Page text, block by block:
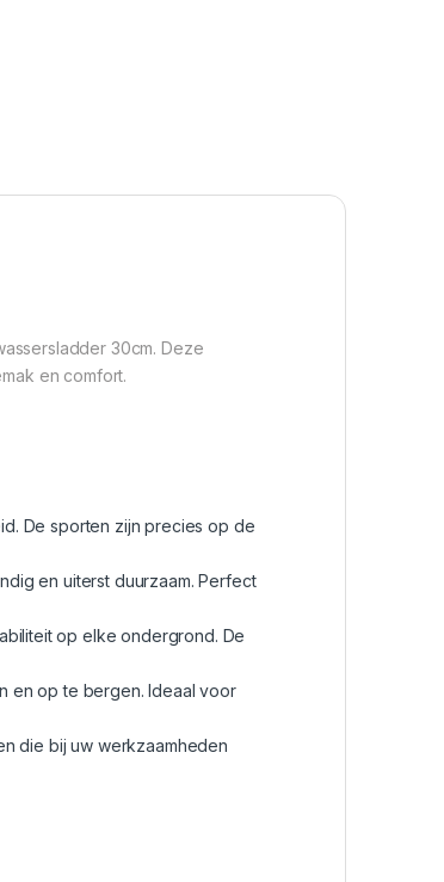
30cm. Deze
en comfort.
De sporten zijn precies op de
en uiterst duurzaam. Perfect
op elke ondergrond. De
en op te bergen. Ideaal voor
die bij uw werkzaamheden